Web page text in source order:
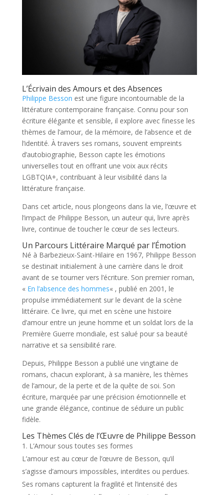
L’Écrivain des Amours et des Absences
Philippe Besson est une figure incontournable de la
littérature contemporaine française. Connu pour son
écriture élégante et sensible, il explore avec finesse les
thèmes de l’amour, de la mémoire, de l’absence et de
l’identité. À travers ses romans, souvent empreints
d’autobiographie, Besson capte les émotions
universelles tout en offrant une voix aux récits
LGBTQIA+, contribuant à leur visibilité dans la
littérature française.
Dans cet article, nous plongeons dans la vie, l’œuvre et
l’impact de Philippe Besson, un auteur qui, livre après
livre, continue de toucher le cœur de ses lecteurs.
Un Parcours Littéraire Marqué par l’Émotion
Né à Barbezieux-Saint-Hilaire en 1967, Philippe Besson
se destinait initialement à une carrière dans le droit
avant de se tourner vers l’écriture. Son premier roman,
« En l’absence des hommes« , publié en 2001, le
propulse immédiatement sur le devant de la scène
littéraire. Ce livre, qui met en scène une histoire
d’amour entre un jeune homme et un soldat lors de la
Première Guerre mondiale, est salué pour sa beauté
narrative et sa sensibilité rare.
Depuis, Philippe Besson a publié une vingtaine de
romans, chacun explorant, à sa manière, les thèmes
de l’amour, de la perte et de la quête de soi. Son
écriture, marquée par une précision émotionnelle et
une grande élégance, continue de séduire un public
fidèle.
Les Thèmes Clés de l’Œuvre de Philippe Besson
L’Amour sous toutes ses formes
L’amour est au cœur de l’œuvre de Besson, qu’il
s’agisse d’amours impossibles, interdites ou perdues.
Ses romans capturent la fragilité et l’intensité des